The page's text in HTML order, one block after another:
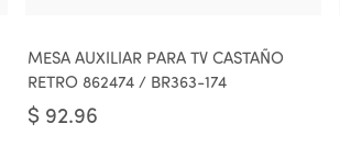
MESA AUXILIAR PARA TV CASTAÑO
RETRO 862474 / BR363-174
$ 92.96